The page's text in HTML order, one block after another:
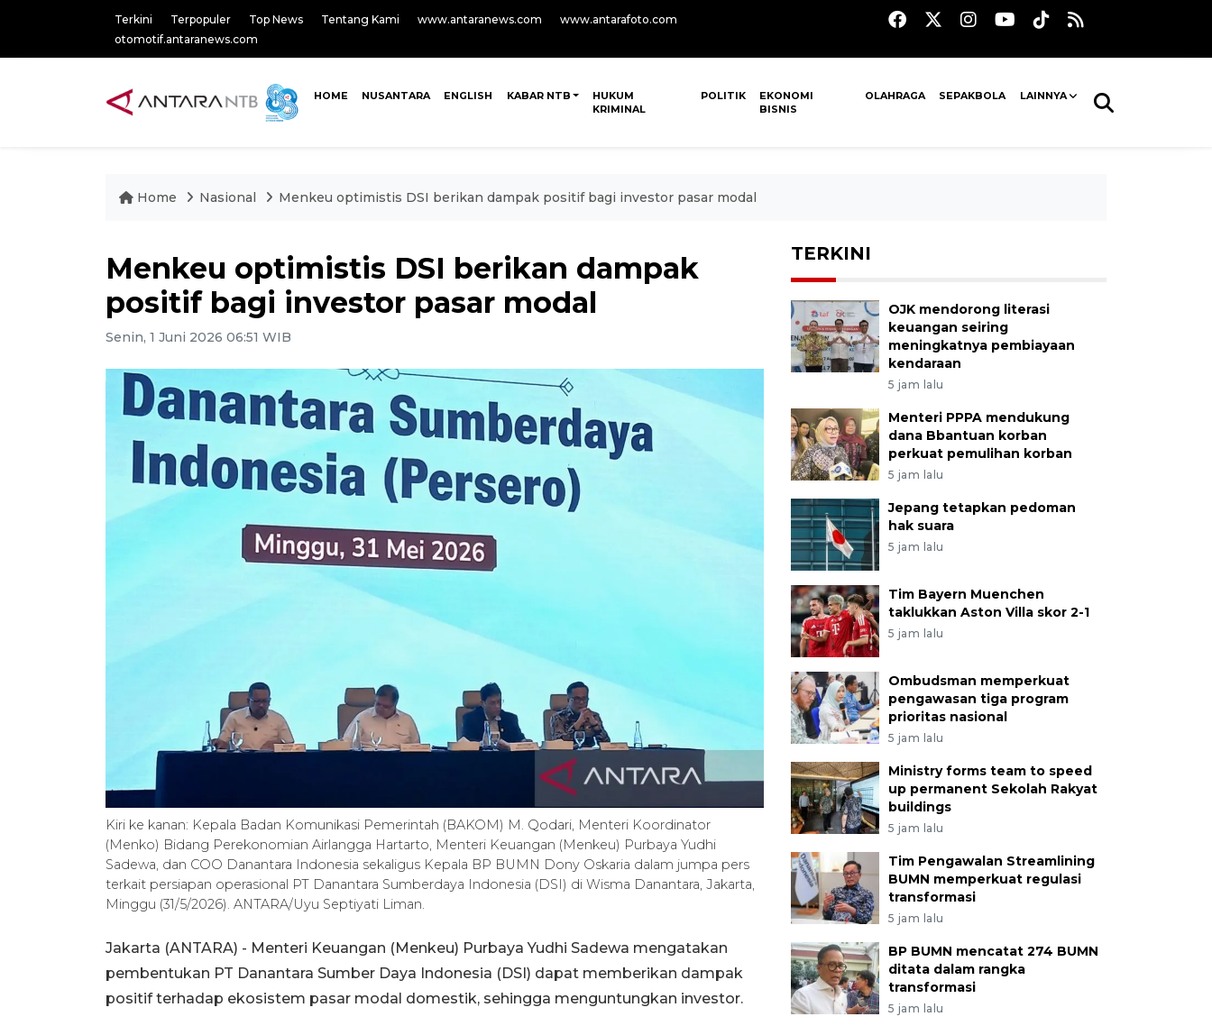
Terkini Terpopuler Top News Tentang Kami www.antaranews.com
www.antarafoto.com
otomotif.antaranews.com
HOME NUSANTARA ENGLISH KABAR NTB
HUKUM
KRIMINAL
POLITIK
EKONOMI
BISNIS
OLAHRAGA SEPAKBOLA LAINNYA
Home Nasional Menkeu optimistis DSI berikan dampak positif bagi investor pasar modal
Menkeu optimistis DSI berikan dampak
positif bagi investor pasar modal
Senin, 1 Juni 2026 06:51 WIB
Kiri ke kanan: Kepala Badan Komunikasi Pemerintah (BAKOM) M. Qodari, Menteri Koordinator
(Menko) Bidang Perekonomian Airlangga Hartarto, Menteri Keuangan (Menkeu) Purbaya Yudhi
Sadewa, dan COO Danantara Indonesia sekaligus Kepala BP BUMN Dony Oskaria dalam jumpa pers
terkait persiapan operasional PT Danantara Sumberdaya Indonesia (DSI) di Wisma Danantara, Jakarta,
Minggu (31/5/2026). ANTARA/Uyu Septiyati Liman.
Jakarta (ANTARA) - Menteri Keuangan (Menkeu) Purbaya Yudhi Sadewa mengatakan
pembentukan PT Danantara Sumber Daya Indonesia (DSI) dapat memberikan dampak
positif terhadap ekosistem pasar modal domestik, sehingga menguntungkan investor.
TERKINI
OJK mendorong literasi
keuangan seiring
meningkatnya pembiayaan
kendaraan
5 jam lalu
Menteri PPPA mendukung
dana Bbantuan korban
perkuat pemulihan korban
5 jam lalu
Jepang tetapkan pedoman
hak suara
5 jam lalu
Tim Bayern Muenchen
taklukkan Aston Villa skor 2-1
5 jam lalu
Ombudsman memperkuat
pengawasan tiga program
prioritas nasional
5 jam lalu
Ministry forms team to speed
up permanent Sekolah Rakyat
buildings
5 jam lalu
Tim Pengawalan Streamlining
BUMN memperkuat regulasi
transformasi
5 jam lalu
BP BUMN mencatat 274 BUMN
ditata dalam rangka
transformasi
5 jam lalu